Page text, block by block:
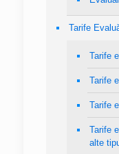
Tarife
Tarife
Tarife
Tarife
Tarife
alte